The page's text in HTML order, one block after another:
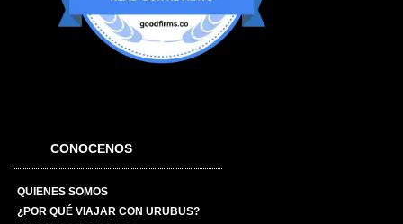
CONOCENOS
QUIENES SOMOS
¿POR QUÉ VIAJAR CON URUBUS?